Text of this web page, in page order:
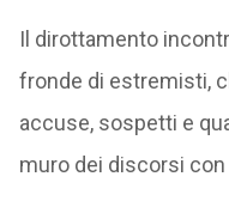
Il dirottamento
fronde di estremisti,
accuse, sospetti e
muro dei discorsi